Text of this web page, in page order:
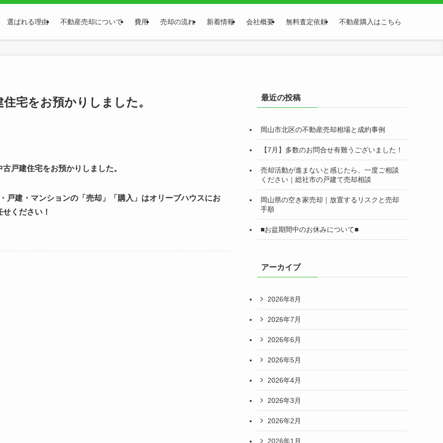
選ばれる理由 不動産売却について 費用 売却の流れ 新着情報 会社概要 無料査定依頼 不動産購入はこちら
宅をお預かりしました。
戸建住宅をお預かりしました。
戸建・マンションの「売却」「購入」はオリーブハウスにお
せください！
最近の投稿
岡山市北区の不動産売却相場と成約事例
【7月】多数のお問合せ有難うございました！
売却活動が進まないと感じたら、一度ご相談
ください｜総社市の戸建て売却相談
岡山県の空き家売却｜放置するリスクと売却
手順
■お盆期間中のお休みについて■
アーカイブ
2026年8月
2026年7月
2026年6月
2026年5月
2026年4月
2026年3月
2026年2月
2026年1月